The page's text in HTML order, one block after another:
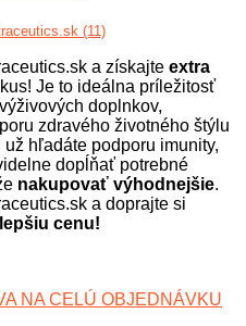
(11)
a získajte extra
Je to ideálna príležitosť
doplnkov,
zdravého životného štýlu
už hľadáte podporu imunity,
dopĺňať potrebné
nakupovať výhodnejšie.
a doprajte si
cenu!